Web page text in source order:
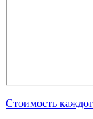
Стоимость